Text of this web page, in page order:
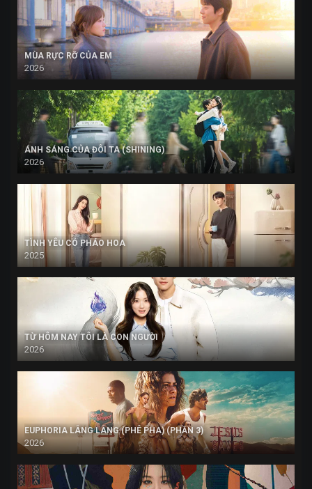
MÙA RỰC RỠ CỦA EM
2026
ÁNH SÁNG CỦA ĐÔI TA (SHINING)
2026
TÌNH YÊU CÓ PHÁO HOA
2025
TỪ HÔM NAY TÔI LÀ CON NGƯỜI
2026
EUPHORIA LÂNG LÂNG (PHÊ PHA) (PHẦN 3)
2026